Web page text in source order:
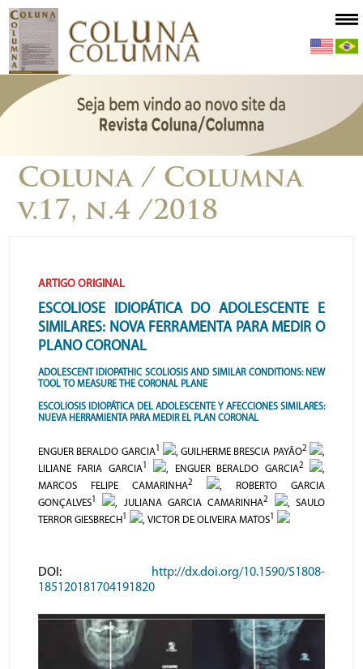
Coluna / Columna
v.17, n.4 /2018
ARTIGO ORIGINAL
ESCOLIOSE IDIOPÁTICA DO ADOLESCENTE E
SIMILARES: NOVA FERRAMENTA PARA MEDIR O
PLANO CORONAL
ADOLESCENT IDIOPATHIC SCOLIOSIS AND SIMILAR CONDITIONS: NEW
TOOL TO MEASURE THE CORONAL PLANE
ESCOLIOSIS IDIOPÁTICA DEL ADOLESCENTE Y AFECCIONES SIMILARES:
NUEVA HERRAMIENTA PARA MEDIR EL PLAN CORONAL
ENGUER BERALDO GARCIA1 , GUILHERME BRESCIA PAYÃO2
,
LILIANE FARIA GARCIA1 , ENGUER BERALDO GARCIA2
,
MARCOS FELIPE CAMARINHA2
, ROBERTO GARCIA
GONÇALVES1 , JULIANA GARCIA CAMARINHA2
, SAULO
TERROR GIESBRECH1 , VICTOR DE OLIVEIRA MATOS1
DOI:
http://dx.doi.org/10.1590/S1808-
185120181704191820